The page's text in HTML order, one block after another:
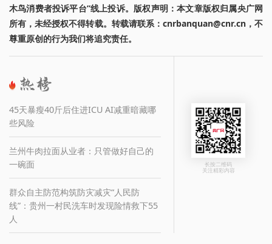
木鸟消费者投诉平台”线上投诉。版权声明：本文章版权归属央广网
所有，未经授权不得转载。转载请联系：cnrbanquan@cnr.cn，不
尊重原创的行为我们将追究责任。
45天暴瘦40斤后住进ICU AI减重暗藏哪
些风险
兰州牛肉拉面从业者：只管做好自己的
一碗面
群众自主防范构筑防灾减灾“人民防
线”：贵州一村民洗车时发现险情救下55
人
长按二维码
关注精彩内容